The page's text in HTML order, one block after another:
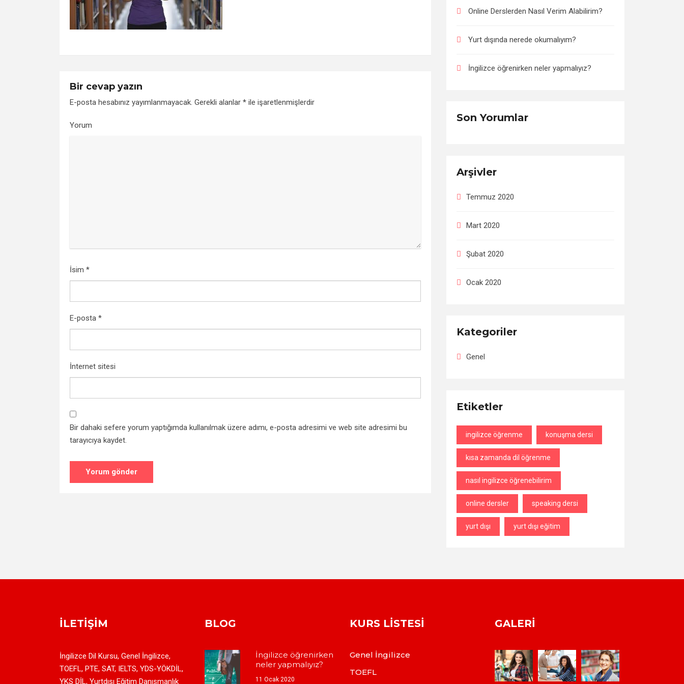
Bir cevap yazın
E-posta hesabınız yayımlanmayacak. Gerekli alanlar * ile işaretlenmişlerdir
Yorum
İsim *
E-posta *
İnternet sitesi
Bir dahaki sefere yorum yaptığımda kullanılmak üzere adımı, e-posta adresimi ve web site adresimi bu
tarayıcıya kaydet.
Online Derslerden Nasıl Verim Alabilirim?
Yurt dışında nerede okumalıyım?
İngilizce öğrenirken neler yapmalıyız?
Son Yorumlar
Arşivler
Temmuz 2020
Mart 2020
Şubat 2020
Ocak 2020
Kategoriler
Genel
Etiketler
ingilizce öğrenme konuşma dersi
kısa zamanda dil öğrenme
nasıl ingilizce öğrenebilirim
online dersler speaking dersi
yurt dışı yurt dışı eğitim
İLETIŞIM
İngilizce Dil Kursu, Genel İngilizce,
TOEFL, PTE, SAT, IELTS, YDS-YÖKDİL,
YKS DİL, Yurtdışı Eğitim Danışmanlık
BLOG
İngilizce öğrenirken
neler yapmalıyız?
11 Ocak 2020
KURS LISTESI
Genel İngilizce
TOEFL
GALERI